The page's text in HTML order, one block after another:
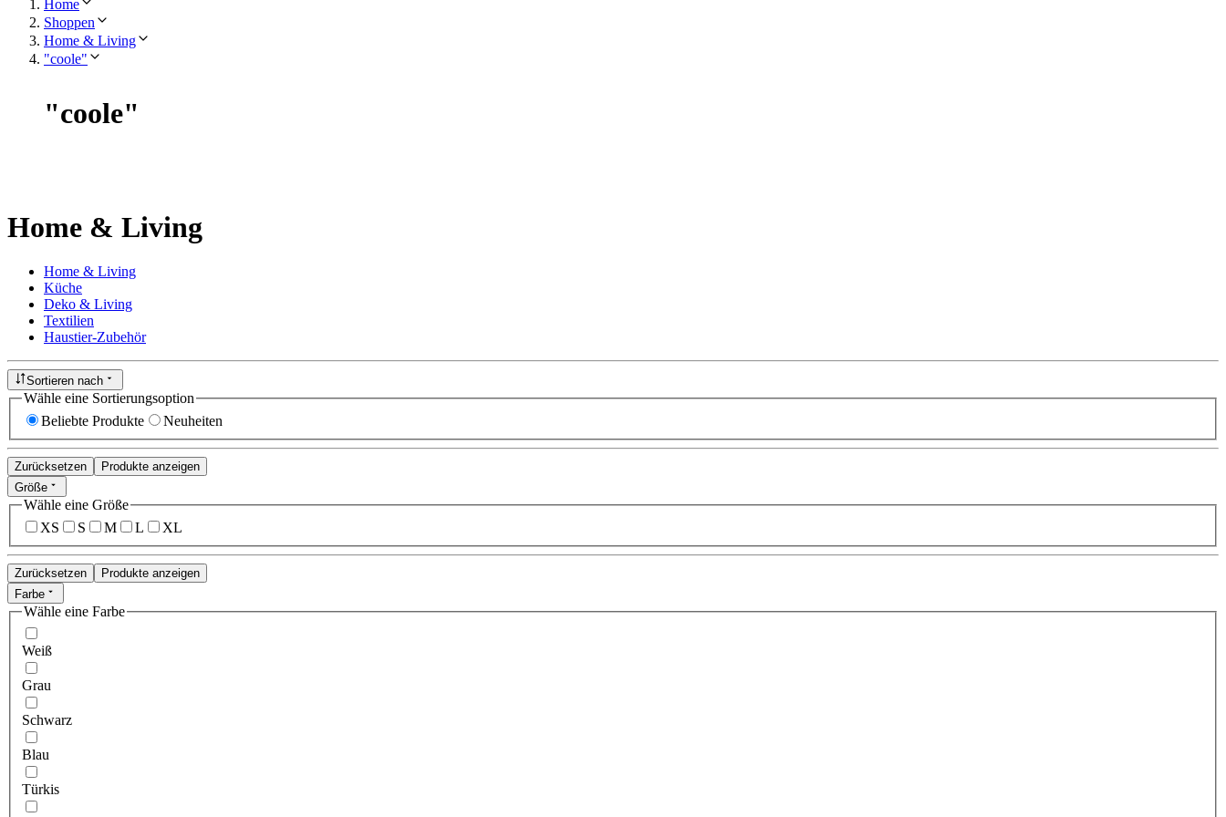
Home
Shoppen
Home & Living
"coole"
"coole"
Home & Living
Home & Living
Küche
Deko & Living
Textilien
Haustier-Zubehör
Sortieren nach
Wähle eine Sortierungsoption
Beliebte Produkte
Neuheiten
Zurücksetzen
Produkte anzeigen
Größe
Wähle eine Größe
XS
S M L XL
Zurücksetzen
Produkte anzeigen
Farbe
Wähle eine Farbe
Weiß
Grau
Schwarz
Blau
Türkis